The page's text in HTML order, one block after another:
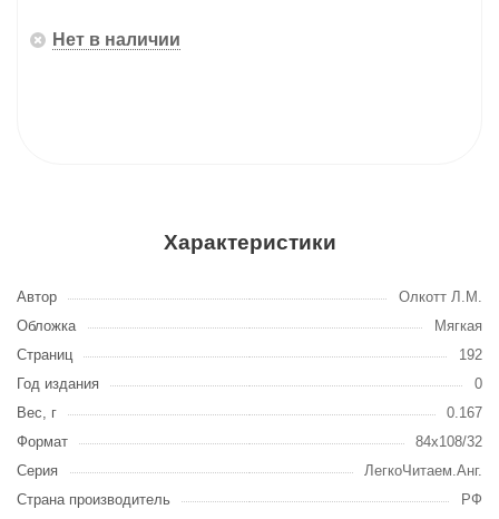
Нет в наличии
Характеристики
Автор
Олкотт Л.М.
Обложка
Мягкая
Страниц
192
Год издания
0
Вес, г
0.167
Формат
84x108/32
Серия
ЛегкоЧитаем.Анг.
Страна производитель
РФ